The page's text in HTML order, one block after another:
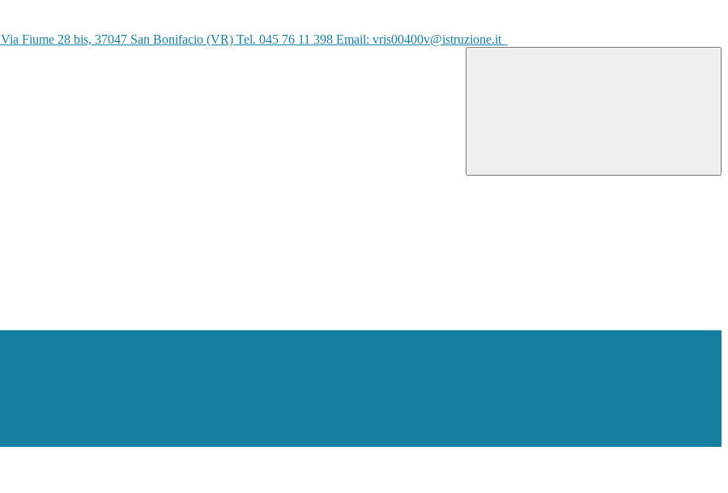
Via Fiume 28 bis, 37047 San Bonifacio (VR) Tel. 045 76 11 398 Email: vris00400v@istruzione.it